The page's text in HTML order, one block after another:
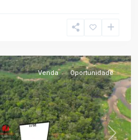
Venda Oportunidade